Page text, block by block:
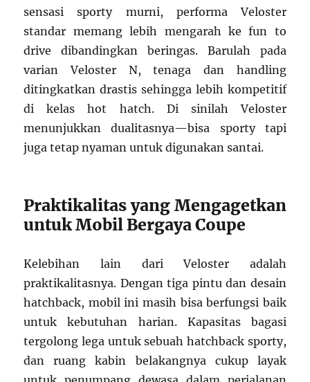
sensasi sporty murni, performa Veloster
standar memang lebih mengarah ke fun to
drive dibandingkan beringas. Barulah pada
varian Veloster N, tenaga dan handling
ditingkatkan drastis sehingga lebih kompetitif
di kelas hot hatch. Di sinilah Veloster
menunjukkan dualitasnya—bisa sporty tapi
juga tetap nyaman untuk digunakan santai.
Praktikalitas yang Mengagetkan
untuk Mobil Bergaya Coupe
Kelebihan lain dari Veloster adalah
praktikalitasnya. Dengan tiga pintu dan desain
hatchback, mobil ini masih bisa berfungsi baik
untuk kebutuhan harian. Kapasitas bagasi
tergolong lega untuk sebuah hatchback sporty,
dan ruang kabin belakangnya cukup layak